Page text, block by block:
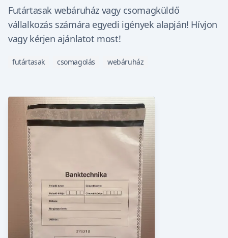
Futártasak webáruház vagy csomagküldő
vállalkozás számára egyedi igények alapján! Hívjon
vagy kérjen ajánlatot most!
futártasak csomagolás webáruház